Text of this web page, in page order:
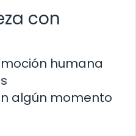
con
humana
algún momento